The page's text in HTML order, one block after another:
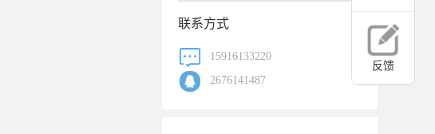
反馈
联系方式
15916133220
2676141487